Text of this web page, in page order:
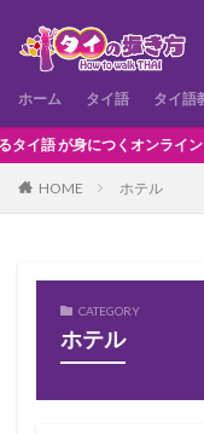
ホーム タイ語 タイ語
つくオンラインレッスン「
HOME ホテル
CATEGORY
ホテル